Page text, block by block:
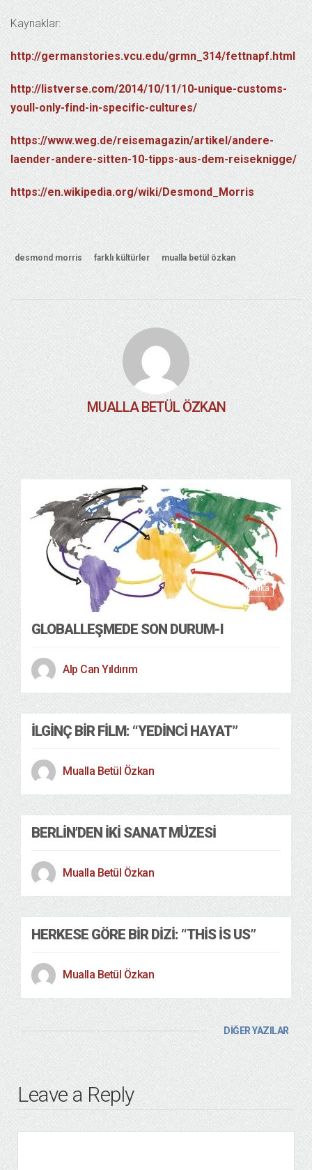
Kaynaklar:
http://germanstories.vcu.edu/grmn_314/fettnapf.html
http://listverse.com/2014/10/11/10-unique-customs-
youll-only-find-in-specific-cultures/
https://www.weg.de/reisemagazin/artikel/andere-
laender-andere-sitten-10-tipps-aus-dem-reiseknigge/
https://en.wikipedia.org/wiki/Desmond_Morris
desmond morris farklı kültürler mualla betül özkan
MUALLA BETÜL ÖZKAN
Politika
GLOBALLEŞMEDE SON DURUM-I
Alp Can Yıldırım
İLGINÇ BIR FILM: “YEDINCI HAYAT”
Mualla Betül Özkan
BERLIN’DEN İKI SANAT MÜZESI
Mualla Betül Özkan
HERKESE GÖRE BIR DIZI: “THIS IS US”
Mualla Betül Özkan
DİĞER YAZILAR
Leave a Reply